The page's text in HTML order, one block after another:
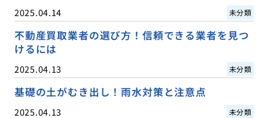
2025.04.14 未分類
不動産買取業者の選び方！信頼できる業者を見つ
けるには
2025.04.13 未分類
基礎の土がむき出し！雨水対策と注意点
2025.04.13 未分類